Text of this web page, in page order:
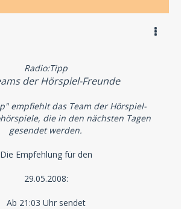
Radio:Tipp
der Hörspiel-Freunde
empfiehlt das Team der Hörspiel-
die in den nächsten Tagen
gesendet werden.
Die Empfehlung für den
29.05.2008:
Ab 21:03 Uhr sendet